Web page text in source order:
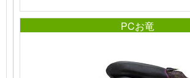
PCお竜